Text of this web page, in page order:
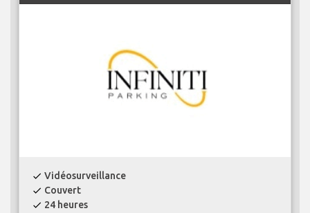
check Vidéosurveillance
check Couvert
check 24 heures